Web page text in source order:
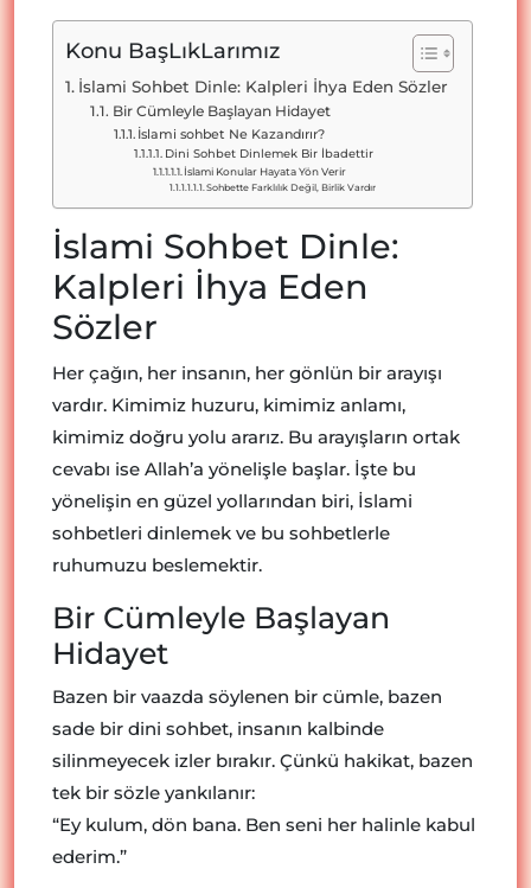
Konu BaşLıkLarımız
İslami Sohbet Dinle: Kalpleri İhya Eden Sözler
Bir Cümleyle Başlayan Hidayet
İslami sohbet Ne Kazandırır?
Dini Sohbet Dinlemek Bir İbadettir
İslami Konular Hayata Yön Verir
Sohbette Farklılık Değil, Birlik Vardır
İslami Sohbet Dinle:
Kalpleri İhya Eden
Sözler
Her çağın, her insanın, her gönlün bir arayışı
vardır. Kimimiz huzuru, kimimiz anlamı,
kimimiz doğru yolu ararız. Bu arayışların ortak
cevabı ise Allah’a yönelişle başlar. İşte bu
yönelişin en güzel yollarından biri, İslami
sohbetleri dinlemek ve bu sohbetlerle
ruhumuzu beslemektir.
Bir Cümleyle Başlayan
Hidayet
Bazen bir vaazda söylenen bir cümle, bazen
sade bir dini sohbet, insanın kalbinde
silinmeyecek izler bırakır. Çünkü hakikat, bazen
tek bir sözle yankılanır:
“Ey kulum, dön bana. Ben seni her halinle kabul
ederim.”